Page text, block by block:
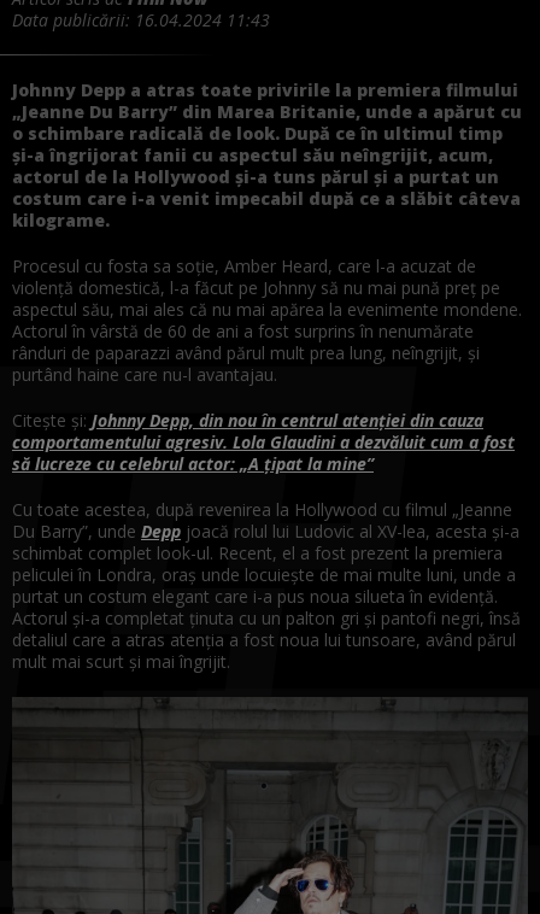
Data publicării: 16.04.2024 11:43
Johnny Depp a atras toate privirile la premiera filmului
„Jeanne Du Barry” din Marea Britanie, unde a apărut cu
o schimbare radicală de look. După ce în ultimul timp
și-a îngrijorat fanii cu aspectul său neîngrijit, acum,
actorul de la Hollywood și-a tuns părul și a purtat un
costum care i-a venit impecabil după ce a slăbit câteva
kilograme.
Procesul cu fosta sa soție, Amber Heard, care l-a acuzat de
violență domestică, l-a făcut pe Johnny să nu mai pună preț pe
aspectul său, mai ales că nu mai apărea la evenimente mondene.
Actorul în vârstă de 60 de ani a fost surprins în nenumărate
rânduri de paparazzi având părul mult prea lung, neîngrijit, și
purtând haine care nu-l avantajau.
Citește și: Johnny Depp, din nou în centrul atenției din cauza
comportamentului agresiv. Lola Glaudini a dezvăluit cum a fost
să lucreze cu celebrul actor: „A țipat la mine”
Cu toate acestea, după revenirea la Hollywood cu filmul „Jeanne
Du Barry”, unde Depp joacă rolul lui Ludovic al XV-lea, acesta și-a
schimbat complet look-ul. Recent, el a fost prezent la premiera
peliculei în Londra, oraș unde locuiește de mai multe luni, unde a
purtat un costum elegant care i-a pus noua silueta în evidență.
Actorul și-a completat ținuta cu un palton gri și pantofi negri, însă
detaliul care a atras atenția a fost noua lui tunsoare, având părul
mult mai scurt și mai îngrijit.